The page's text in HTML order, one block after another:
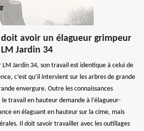
avoir un élagueur grimpeur
Jardin 34
LM Jardin 34, son travail est identique à celui de
c’est qu’il intervient sur les arbres de grande
envergure. Outre les connaissances
le travail en hauteur demande à l’élagueur-
en élaguant en hauteur sur la cime, mais
Il doit savoir travailler avec les outillages